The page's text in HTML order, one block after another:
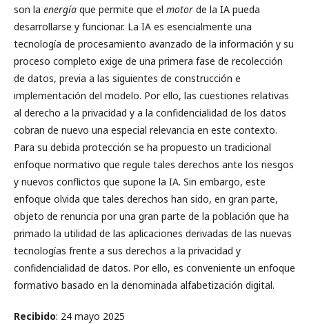
son la energía que permite que el motor de la IA pueda
desarrollarse y funcionar. La IA es esencialmente una
tecnología de procesamiento avanzado de la información y su
proceso completo exige de una primera fase de recolección
de datos, previa a las siguientes de construcción e
implementación del modelo. Por ello, las cuestiones relativas
al derecho a la privacidad y a la confidencialidad de los datos
cobran de nuevo una especial relevancia en este contexto.
Para su debida protección se ha propuesto un tradicional
enfoque normativo que regule tales derechos ante los riesgos
y nuevos conflictos que supone la IA. Sin embargo, este
enfoque olvida que tales derechos han sido, en gran parte,
objeto de renuncia por una gran parte de la población que ha
primado la utilidad de las aplicaciones derivadas de las nuevas
tecnologías frente a sus derechos a la privacidad y
confidencialidad de datos. Por ello, es conveniente un enfoque
formativo basado en la denominada alfabetización digital.
Recibido: 24 mayo 2025